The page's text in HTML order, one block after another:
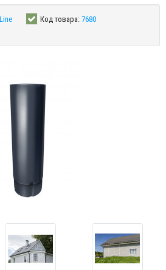
Код товара:7680